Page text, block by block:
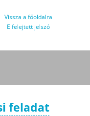
Vissza a főoldalra
Elfelejtett jelszó
feladat